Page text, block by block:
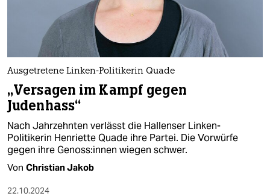
Ausgetretene Linken-Politikerin Quade
„Versagen im Kampf gegen
Judenhass“
Nach Jahrzehnten verlässt die Hallenser Linken-
Politikerin Henriette Quade ihre Partei. Die Vorwürfe
gegen ihre Ge­nos­s:in­nen wiegen schwer.
Von Christian Jakob
22.10.2024